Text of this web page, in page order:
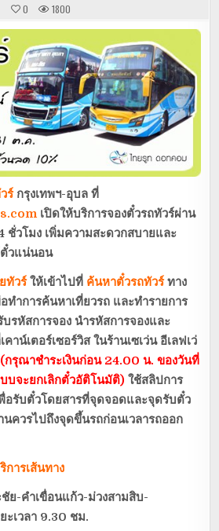
0 1800
ร์กรุงเทพฯ-อุบล ที่
เปิดให้บริการจองตั๋วรถทัวร์ผ่าน
วโมง เพิ่มความสะดวกสบายและ
ตั๋วแน่นอน
ทัวร์ให้เข้าไปที่ ค้นหาตั๋วรถทัวร์ทาง
ทำการค้นหาเที่ยวรถ และทำรายการ
รหัสการจอง นำรหัสการจองและ
าน์เตอร์เซอร์วิส ในร้านเซเว่น อีเลฟเว่
(กรุณาชำระเงินก่อน 24.00 น. ของวันที่
บจะยกเลิกตั๋วอัติโนมัติ) ใช้สลิปการ
พื่อรับตั๋วโดยสารที่จุดจอดและจุดรับตั๋ว
ควรไปถึงจุดขึ้นรถก่อนเวลารถออก
การเส้นทาง
ย-คำเขื่อนแก้ว-ม่วงสามสิบ-
เวลา 9.30 ชม.